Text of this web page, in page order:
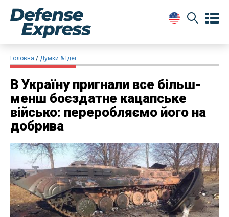
Головна Думки & Ідеї
В Україну пригнали все більш-
менш боєздатне кацапське
військо: переробляємо його на
добрива